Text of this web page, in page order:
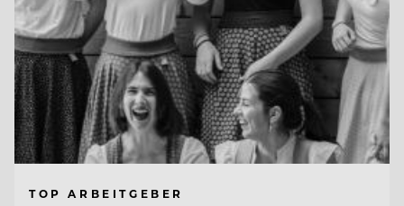
TOP ARBEITGEBER